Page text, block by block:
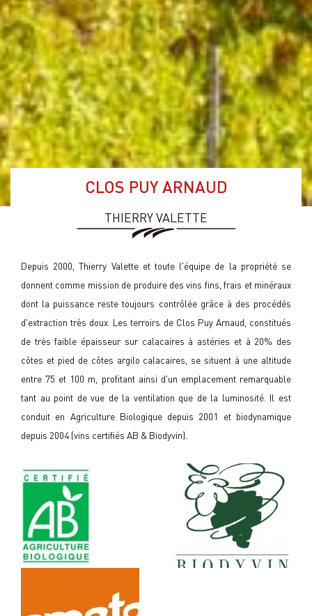
CLOS PUY ARNAUD
THIERRY VALETTE
Depuis 2000, Thierry Valette et toute l'équipe de la propriété se
donnent comme mission de produire des vins fins, frais et minéraux
dont la puissance reste toujours contrôlée grâce à des procédés
d'extraction très doux. Les terroirs de Clos Puy Arnaud, constitués
de très faible épaisseur sur calacaires à astéries et à 20% des
côtes et pied de côtes argilo calacaires, se situent à une altitude
entre 75 et 100 m, profitant ainsi d'un emplacement remarquable
tant au point de vue de la ventilation que de la luminosité. Il est
conduit en Agriculture Biologique depuis 2001 et biodynamique
depuis 2004 (vins certifiés AB & Biodyvin).